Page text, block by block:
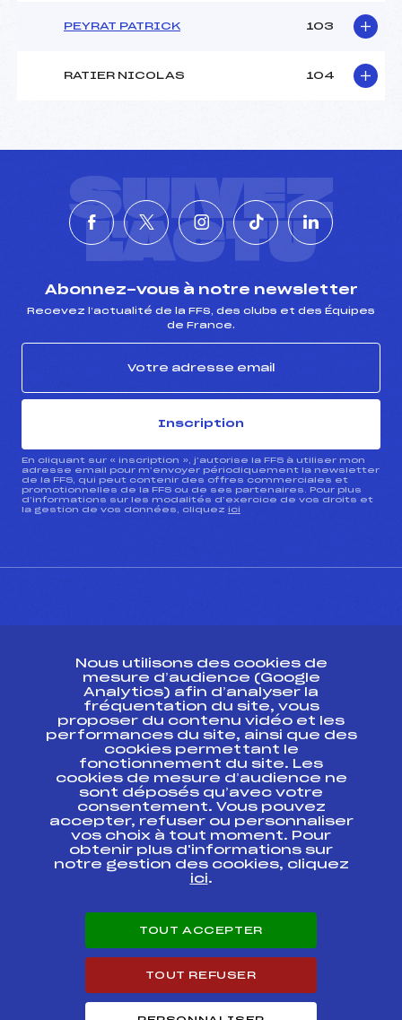
PEYRAT PATRICK 103
RATIER NICOLAS 104
SUIVEZ
L'ACTU
Abonnez-vous à notre newsletter
Recevez l’actualité de la FFS, des clubs et des Équipes
de France.
Inscription
En cliquant sur « inscription », j’autorise la FFS à utiliser mon
adresse email pour m’envoyer périodiquement la newsletter
de la FFS, qui peut contenir des offres commerciales et
promotionnelles de la FFS ou de ses partenaires. Pour plus
d’informations sur les modalités d’exercice de vos droits et
la gestion de vos données, cliquez ici
Ressources
Pass’Neige
Projet sportif fédéral
Projet de performance fédéral
Antidopage
Pôle Développement, Formation, Suivi
Scientifique
Listes ministérielles
Pôle vie de l’athlète
Enseignement professionnel
Carrières
Nous utilisons des cookies de
mesure d’audience (Google
Analytics) afin d’analyser la
fréquentation du site, vous
proposer du contenu vidéo et les
performances du site, ainsi que des
cookies permettant le
fonctionnement du site. Les
cookies de mesure d’audience ne
sont déposés qu’avec votre
consentement. Vous pouvez
accepter, refuser ou personnaliser
vos choix à tout moment. Pour
obtenir plus d'informations sur
notre gestion des cookies, cliquez
ici.
TOUT ACCEPTER
TOUT REFUSER